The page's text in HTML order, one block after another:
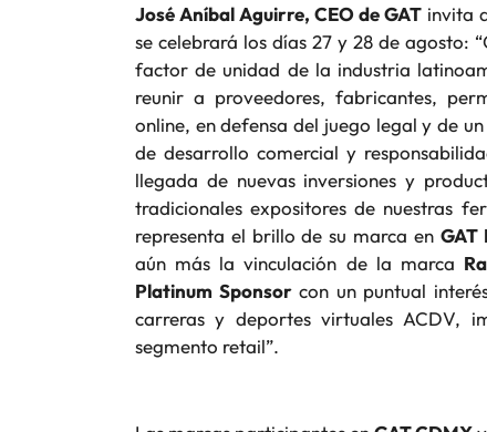
José Aníbal Aguirre, CEO de GAT invita
se celebrará los días 27 y 28 de agosto:
factor de unidad de la industria
reunir a proveedores, fabricantes,
online, en defensa del juego legal y de
de desarrollo comercial y
llegada de nuevas inversiones y
tradicionales expositores de nuestras
representa el brillo de su marca en GAT
aún más la vinculación de la marca
Platinum Sponsorcon un puntual
carreras y deportes virtuales ACDV,
segmento retail”.